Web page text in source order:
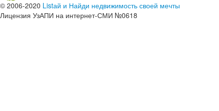
© 2006-2020 Listай и Найди недвижимость своей мечты
Лицензия УзАПИ на интернет-СМИ №0618